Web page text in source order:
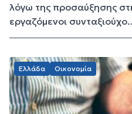
λόγω της προσαύξησης
εργαζόμενοι
Ελλάδα Οικονομία